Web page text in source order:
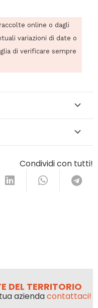
online o dagli
variazioni di date o
di verificare sempre
Condividi con tutti!
DEL TERRITORIO
aziendacontattaci!